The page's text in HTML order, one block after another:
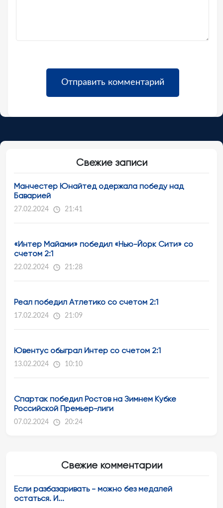
Свежие записи
Манчестер Юнайтед одержала победу над
Баварией
27.02.2024 21:41
«Интер Майами» победил «Нью-Йорк Сити» со
счетом 2:1
22.02.2024 21:28
Реал победил Атлетико со счетом 2:1
17.02.2024 21:09
Ювентус обыграл Интер со счетом 2:1
13.02.2024 10:10
Спартак победил Ростов на Зимнем Кубке
Российской Премьер-лиги
07.02.2024 20:24
Свежие комментарии
Если разбазаривать - можно без медалей
остаться. И...